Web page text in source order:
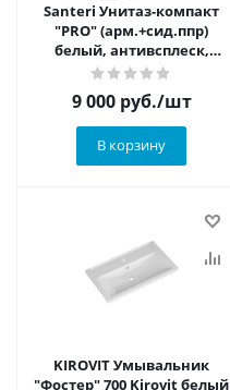
Santeri Унитаз-компакт
"PRO" (арм.+сид.ппр)
белый, антивсплеск,
горизон выпуск
(г.Воротынск)
9 000руб./шт
В корзину
KIROVIT Умывальник
"Фостер" 700 Kirovit белый